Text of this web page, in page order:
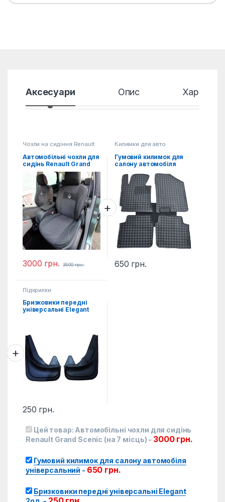
Аксесуари Опис
Чохли на сидіння Renault
Автомобільні чохли для
сидінь Renault Grand
Scenic (на 7 місць)
3000 грн. 3500грн.
Килимки для авто
Гумовий килимок для
салону автомобіля
650 грн.
Підкрилки
Бризковики передні
універсальні Elegant
250 грн.
Цей товар: Автомобільні чохли для сидінь
Renault Grand Scenic (на 7 місць) - 3000 грн.
Гумовий килимок для салону автомобіля
універсальний - 650 грн.
Бризковики передні універсальні Elegant